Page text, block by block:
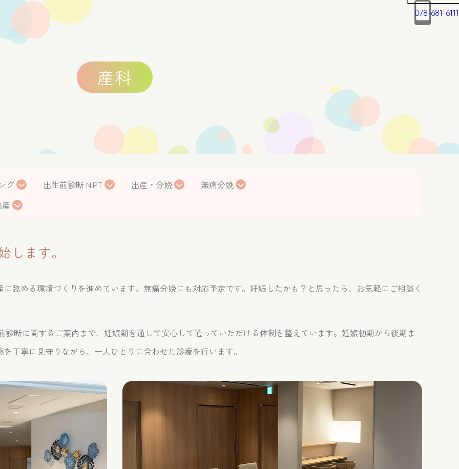
078-681-6111
婦人科
産科
グ 出生前診断 NIPT 出産・分娩
無痛分娩
します。
臨める環境づくりを進めています。無痛分娩にも対応予定です。妊娠したかも？と思ったら、お気軽にご相談く
断に関するご案内まで、妊娠期を通して安心して通っていただける体制を整えています。妊娠初期から後期ま
丁寧に見守りながら、一人ひとりに合わせた診療を行います。